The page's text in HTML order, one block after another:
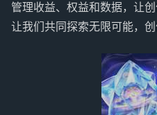
管理收益、权益和数据，让创
让我们共同探索无限可能，